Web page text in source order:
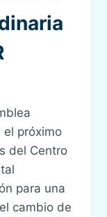
el próximo
del Centro
para una
cambio de